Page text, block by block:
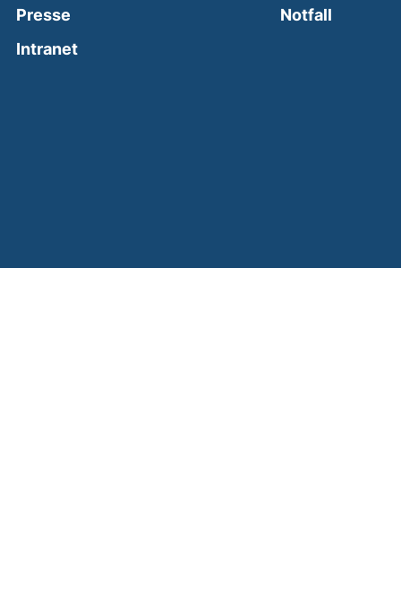
Presse
Intranet(external link, opens in a new window)
Notfall